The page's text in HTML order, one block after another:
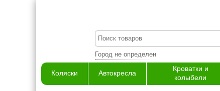
Город не определен
Коляски Автокресла
Кроватки и
колыбели